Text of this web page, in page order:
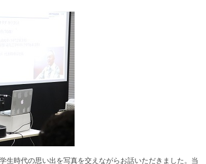
生時代の思い出を写真を交えながらお話いただきました。当